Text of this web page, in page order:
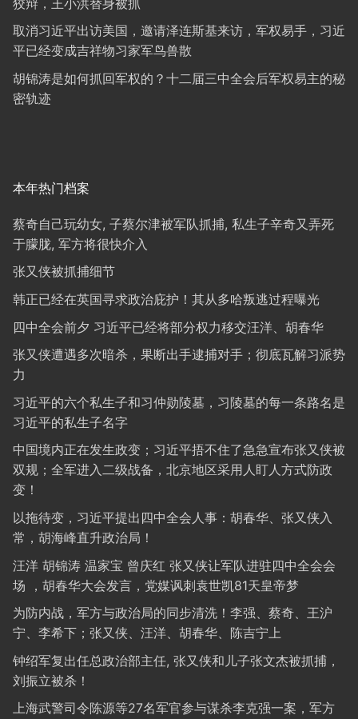
取消习近平出访美国，邀请泽连斯基来访，军权易手，习近
平已经变成吉祥物习家军鸟兽散
胡锦涛是如何抓回军权的？十二届三中全会后军权易主的秘
密轨迹
本年热门档案
蔡奇自己玩幼女, 子蔡尔津被军队抓捕, 私生子辛奇又弄死
于朦胧, 军方将很快介入
张又侠被抓捕细节
韩正已经在英国寻求政治庇护！其从多哈叛逃过程曝光
四中全会前夕 习近平已经将部分权力移交汪洋、胡春华
张又侠遭遇多次暗杀，果断出手逮捕对手；彻底瓦解习派势
力
习近平的六个私生子和习仲勋陵墓，习陵墓的每一条路名是
习近平的私生子名字
中国境内正在发生政变；习近平捂不住了急急宣布张又侠被
双规；全军进入二级战备，北京地区采用人盯人方式防政
变！
以拖待变，习近平提出四中全会人事：胡春华、张又侠入
常，胡海峰直升政治局！
汪洋 胡锦涛 温家宝 曾庆红 张又侠让军队进驻四中全会会
场 ，胡春华大会发言，党媒讽刺袁世凯81天皇帝梦
为防内战，军方与政治局的同步清洗！李强、蔡奇、王沪
宁、李希下；张又侠、汪洋、胡春华、陈吉宁上
钟绍军复出任总政治部主任, 张又侠和儿子张文杰被抓捕，
刘振立被杀！
上海武警司令陈源等27名军官参与谋杀李克强一案，军方